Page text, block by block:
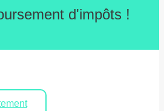
d'impôts !